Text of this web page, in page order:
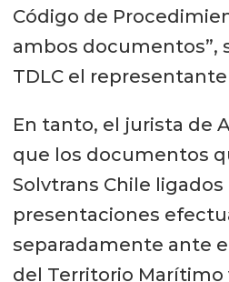
Código de
ambos documentos”,
TDLC el
En tanto, el jurista de
que los documentos
Solvtrans Chile ligados
presentaciones
separadamente ante
del Territorio Marítimo